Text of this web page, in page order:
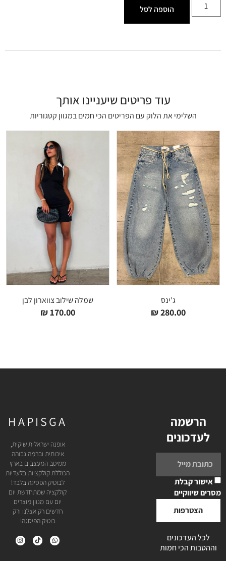
הוספה לסל
עוד פריטים שיעניינו אותך
השלימי את הלוק עם הפריטים הכי חמים במגוון קטגוריות
ג'ינס
280.00
₪
שמלה שילוב צווארון לבן
170.00
₪
הרשמה
לעדכונים
אישור קבלת
מסרים שיווקיים
הצטרפות
לכל העדכונים
וההטבות הכי חמות
HAPISGA
אופנה ישראלית שיקית,
איכותית וברמה גבוהה
ממיטב המעצבים בארץ
הכוללת קולקציות בלעדיות
לבוטיק הפסיגה בלבד!
קולקציה שמתחדשת יום
יום עם מגוון מוצרים
חדשים רק אצלנו ורק
בוטיק הפיסגה!